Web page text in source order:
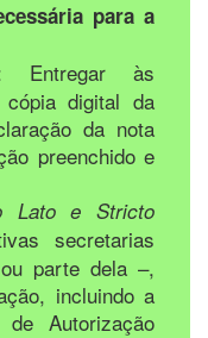
para a
Entregar às
cópia digital da
da nota
preenchido e
Lato e Stricto
secretarias
parte dela –,
incluindo a
Autorização